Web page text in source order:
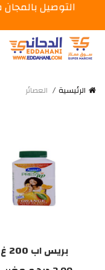
الرئيسية العصائر
بريس اب 200 غ
التوصيل